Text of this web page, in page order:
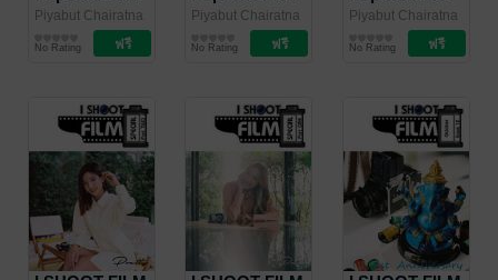
Five
Piyabut Chairatna
/ I SHOOT FILM
MAGAZINE
นิตยสารศิลปะ/
ภาพถ่าย/การ
No Rating
Four
Piyabut Chairatna
/ I SHOOT FILM
MAGAZINE
นิตยสารศิลปะ/
ภาพถ่าย/การ
No Rating
Three
Piyabut Chairatna
/ I SHOOT FILM
MAGAZINE
นิตยสารศิลปะ/
ภาพถ่าย/การ
No Rating